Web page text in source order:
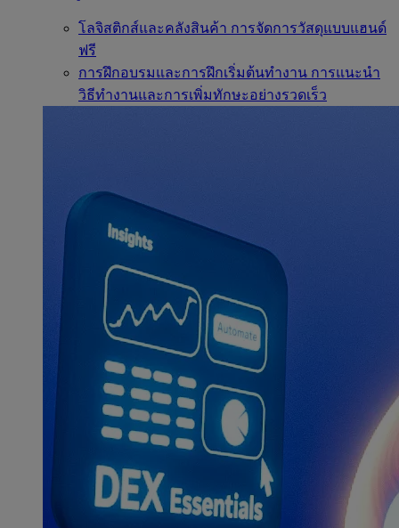
โลจิสติกส์และคลังสินค้า การจัดการวัสดุแบบแฮนด์
ฟรี
การฝึกอบรมและการฝึกเริ่มต้นทำงาน การแนะนำ
วิธีทำงานและการเพิ่มทักษะอย่างรวดเร็ว